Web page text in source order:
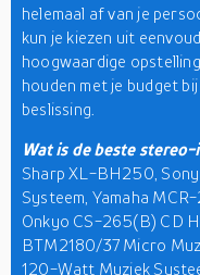
helemaal af van je
kun je kiezen uit
hoogwaardige
houden met je budget
beslissing.
Wat is de beste
Sharp XL-BH250,
Systeem, Yamaha
Onkyo CS-265(B) CD
BTM2180/37 Micro
120-Watt Muziek